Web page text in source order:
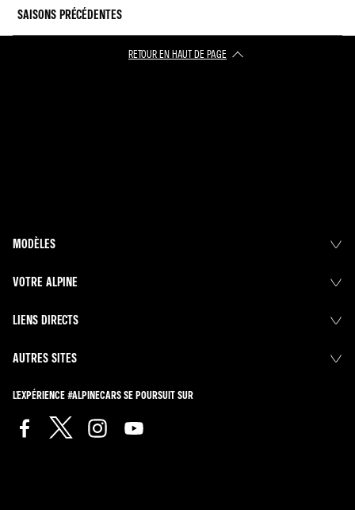
Abbi devient membre à part entière de l’Alpine Academy tout en poursuivant
son apprentissage de la monoplace en 2023.
SAISONS PRÉCÉDENTES
RETOUR EN HAUT DE PAGE​
MODÈLES
VOTRE ALPINE
LIENS DIRECTS
AUTRES SITES
L'EXPÉRIENCE #ALPINECARS SE POURSUIT SUR